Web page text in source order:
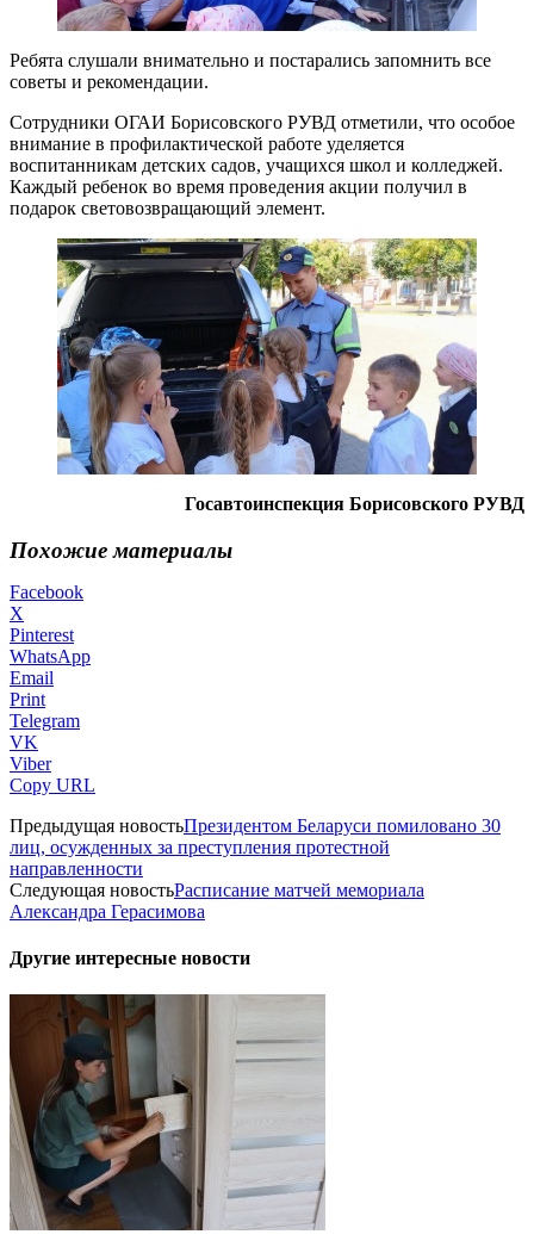
Ребята слушали внимательно и постарались запомнить все
советы и рекомендации.
Сотрудники ОГАИ Борисовского РУВД отметили, что особое
внимание в профилактической работе уделяется
воспитанникам детских садов, учащихся школ и колледжей.
Каждый ребенок во время проведения акции получил в
подарок световозвращающий элемент.
Госавтоинспекция Борисовского РУВД
Похожие материалы
Facebook
X
Pinterest
WhatsApp
Email
Print
Telegram
VK
Viber
Copy URL
Предыдущая новостьПрезидентом Беларуси помиловано 30
лиц, осужденных за преступления протестной
направленности
Следующая новостьРасписание матчей мемориала
Александра Герасимова
Другие интересные новости